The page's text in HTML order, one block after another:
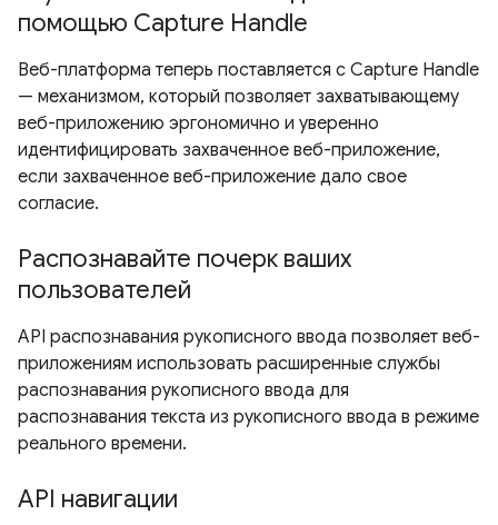
помощью Capture Handle
Веб-платформа теперь поставляется с Capture Handle
— механизмом, который позволяет захватывающему
веб-приложению эргономично и уверенно
идентифицировать захваченное веб-приложение,
если захваченное веб-приложение дало свое
согласие.
Распознавайте почерк ваших
пользователей
API распознавания рукописного ввода позволяет веб-
приложениям использовать расширенные службы
распознавания рукописного ввода для
распознавания текста из рукописного ввода в режиме
реального времени.
API навигации